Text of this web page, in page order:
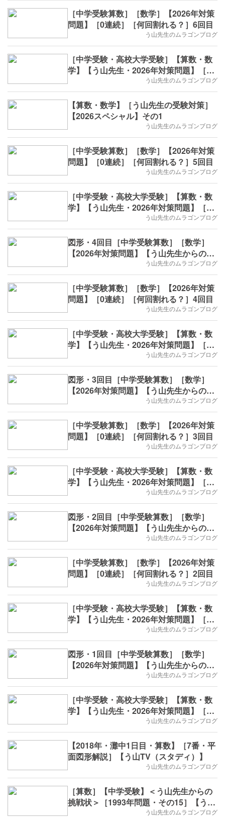
［中学受験算数］［数学］【2026年対策
問題】［0連続］［何回割れる？］6回目
う山先生のムラゴンブログ
［中学受験・高校大学受験］【算数・数
学】【う山先生・2026年対策問題】［印
う山先生のムラゴンブログ
【算数・数学】［う山先生の受験対策］
【2026スペシャル】その1
う山先生のムラゴンブログ
［中学受験算数］［数学］【2026年対策
問題】［0連続］［何回割れる？］5回目
う山先生のムラゴンブログ
［中学受験・高校大学受験］【算数・数
学】【う山先生・2026年対策問題】［印
う山先生のムラゴンブログ
図形・4回目［中学受験算数］［数学］
【2026年対策問題】【う山先生からの挑
う山先生のムラゴンブログ
［中学受験算数］［数学］【2026年対策
問題】［0連続］［何回割れる？］4回目
う山先生のムラゴンブログ
［中学受験・高校大学受験］【算数・数
学】【う山先生・2026年対策問題】［印
う山先生のムラゴンブログ
図形・3回目［中学受験算数］［数学］
【2026年対策問題】【う山先生からの挑
う山先生のムラゴンブログ
［中学受験算数］［数学］【2026年対策
問題】［0連続］［何回割れる？］3回目
う山先生のムラゴンブログ
［中学受験・高校大学受験］【算数・数
学】【う山先生・2026年対策問題】［印
う山先生のムラゴンブログ
図形・2回目［中学受験算数］［数学］
【2026年対策問題】【う山先生からの挑
う山先生のムラゴンブログ
［中学受験算数］［数学］【2026年対策
問題】［0連続］［何回割れる？］2回目
う山先生のムラゴンブログ
［中学受験・高校大学受験］【算数・数
学】【う山先生・2026年対策問題】［印
う山先生のムラゴンブログ
図形・1回目［中学受験算数］［数学］
【2026年対策問題】【う山先生からの挑
う山先生のムラゴンブログ
［中学受験・高校大学受験］【算数・数
学】【う山先生・2026年対策問題】［印
う山先生のムラゴンブログ
【2018年・灘中1日目・算数】［7番・平
面図形解説］【う山TV（スタディ）】
う山先生のムラゴンブログ
［算数］【中学受験】＜う山先生からの
挑戦状＞［1993年問題・その15］【う山
う山先生のムラゴンブログ